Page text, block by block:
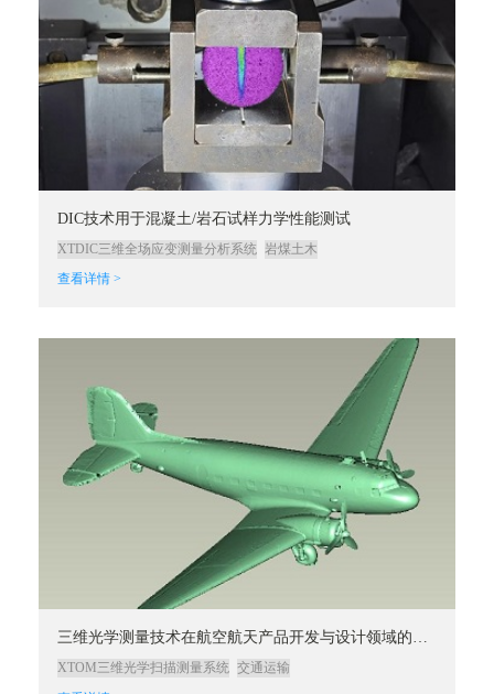
DIC技术用于混凝土/岩石试样力学性能测试
XTDIC三维全场应变测量分析系统 岩煤土木
查看详情 >
XTOM三维光学扫描测量系统 交通运输